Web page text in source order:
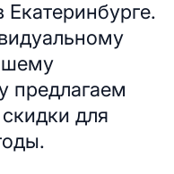
Екатеринбурге.
предлагаем
для